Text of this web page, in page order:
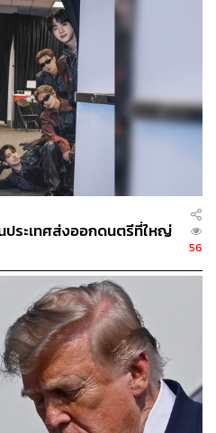
ประเทศส่งออกดนตรีที่ใหญ่
56